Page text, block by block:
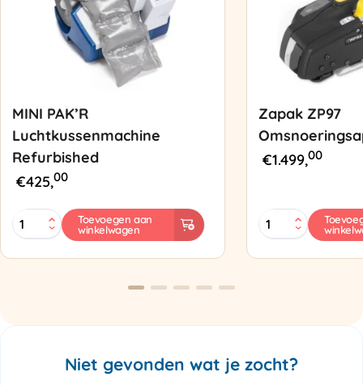
MINI PAK’R
Luchtkussenmachine
Refurbished
€425,00
MINI
PAK'R
Refurbished
Toevoegen aan
winkelwagen
Zapak ZP97
€1.499,00
Zapak
ZP97
aantal
Niet gevonden wat je zocht?